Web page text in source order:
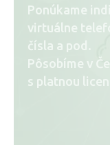
Ponúkame
virtuálne
čísla a pod.
Pôsobíme v
s platnou